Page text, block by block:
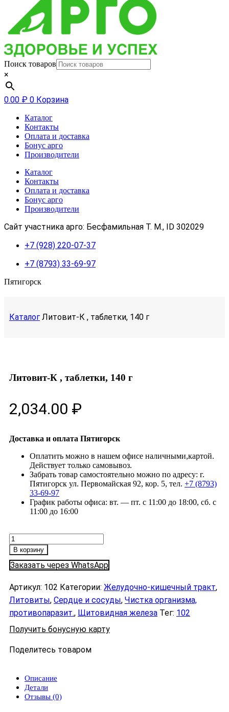
Поиск товаров
×
0.00 ₽ 0 Корзина
Каталог
Контакты
Оплата и доставка
Бонус арго
Производители
Каталог
Контакты
Оплата и доставка
Бонус арго
Производители
Сайт участника арго: Бесфамильная Т. М., ID 302029
+7 (928) 220-07-37
+7 (8793) 33-69-97
Пятигорск
Каталог Литовит-К , таблетки, 140 г
Литовит-К , таблетки, 140 г
2,034.00 ₽
Доставка и оплата Пятигорск
Оплатить можно в нашем офисе наличными,картой.
Действует только самовывоз.
Забрать товар самостоятельно можно по адресу: г.
Пятигорск ул. Первомайская 92, кор. 5, тел. +7 (8793)
33-69-97
График работы офиса: вт. — пт. с 11:00 до 18:00, сб. с
11:00 до 16:00
Количество
товара
Литовит-
К
таблетки,
140
г
В корзину
Заказать через WhatsApp
Артикул: 102 Категории: Желудочно-кишечный тракт,
Литовиты, Сердце и сосуды, Чистка организма,
противопаразит., Щитовидная железа Тег: 102
Получить бонусную карту
Поделитесь товаром
Описание
Детали
Отзывы (0)